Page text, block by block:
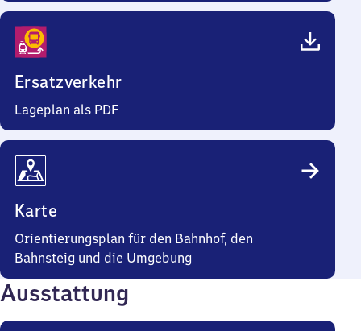
Ersatzverkehr
Lageplan als PDF
Karte
Orientierungsplan für den Bahnhof, den
Bahnsteig und die Umgebung
Ausstattung